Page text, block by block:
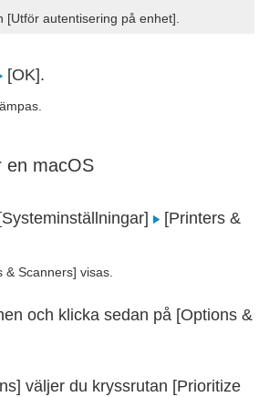
[Utför autentisering på enhet].
[OK].
en macOS
[Systeminställningar]
[Printers &
Scanners] visas.
och klicka sedan på [Options &
väljer du kryssrutan [Prioritize